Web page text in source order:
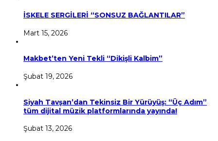
İSKELE SERGİLERİ “SONSUZ BAĞLANTILAR”
Mart 15, 2026
Makbet’ten Yeni Tekli “Dikişli Kalbim”
Şubat 19, 2026
Siyah Tavşan’dan Tekinsiz Bir Yürüyüş: “Üç Adım”
tüm dijital müzik platformlarında yayında!
Şubat 13, 2026